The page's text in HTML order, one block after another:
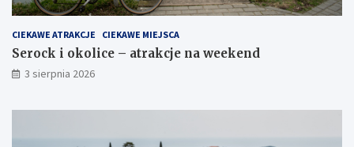
CIEKAWE ATRAKCJE CIEKAWE MIEJSCA
Serock i okolice – atrakcje na weekend
3 sierpnia 2026